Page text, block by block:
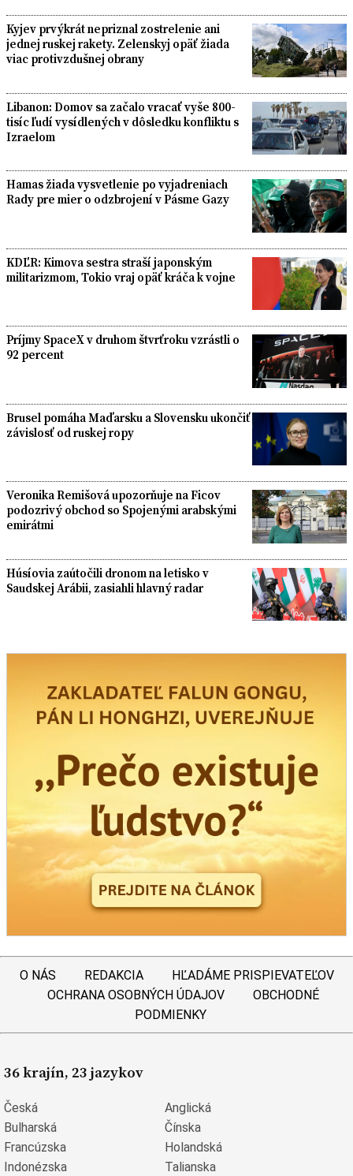
Kyjev prvýkrát nepriznal zostrelenie ani
jednej ruskej rakety. Zelenskyj opäť žiada
viac protivzdušnej obrany
Libanon: Domov sa začalo vracať vyše 800-
tisíc ľudí vysídlených v dôsledku konfliktu s
Izraelom
Hamas žiada vysvetlenie po vyjadreniach
Rady pre mier o odzbrojení v Pásme Gazy
KDĽR: Kimova sestra straší japonským
militarizmom, Tokio vraj opäť kráča k vojne
Príjmy SpaceX v druhom štvrťroku vzrástli o
92 percent
Brusel pomáha Maďarsku a Slovensku ukončiť
závislosť od ruskej ropy
Veronika Remišová upozorňuje na Ficov
podozrivý obchod so Spojenými arabskými
emirátmi
Húsíovia zaútočili dronom na letisko v
Saudskej Arábii, zasiahli hlavný radar
O NÁS REDAKCIA
HĽADÁME PRISPIEVATEĽOV
OCHRANA OSOBNÝCH ÚDAJOV
OBCHODNÉ
PODMIENKY
36 krajín, 23 jazykov
Česká
Anglická
Bulharská
Čínska
Francúzska
Holandská
Indonézska
Talianska